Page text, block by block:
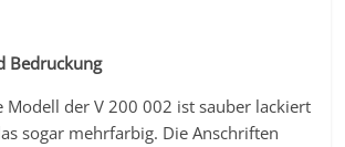
Bedruckung
Modell der V 200 002 ist sauber lackiert
sogar mehrfarbig. Die Anschriften